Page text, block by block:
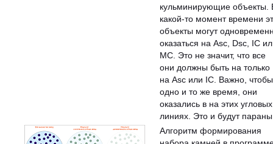
кульминирующие объекты.
какой-то момент времени
объекты могут
оказаться на Asc, Dsc, IC
MC. Это не значит, что все
они должны быть на только
на Asc или IC. Важно,
одно и то же время, они
оказались в на этих угловых
линиях. Это и будут
Алгоритм формирования